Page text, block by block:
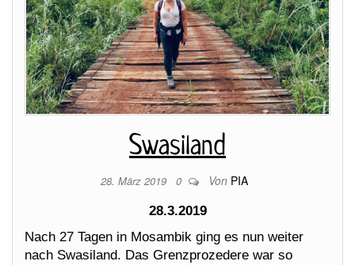
Swasiland
28. März 2019 0 Von PIA
28.3.2019
Nach 27 Tagen in Mosambik ging es nun weiter
nach Swasiland. Das Grenzprozedere war so